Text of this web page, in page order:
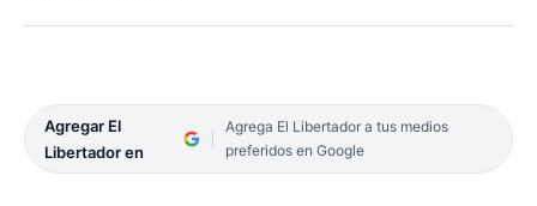
Agregar El
Libertador en
Agrega El Libertador a tus medios
preferidos en Google